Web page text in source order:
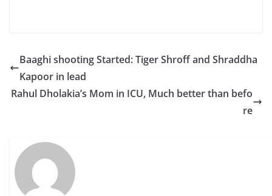
Baaghi shooting Started: Tiger Shroff and Shraddha
Kapoor in lead
Rahul Dholakia’s Mom in ICU, Much better than befo
re